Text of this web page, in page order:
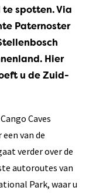
te spotten. Via
Paternoster
Hier
u de Zuid-
Caves
van de
verder over de
autoroutes van
Park, waar u